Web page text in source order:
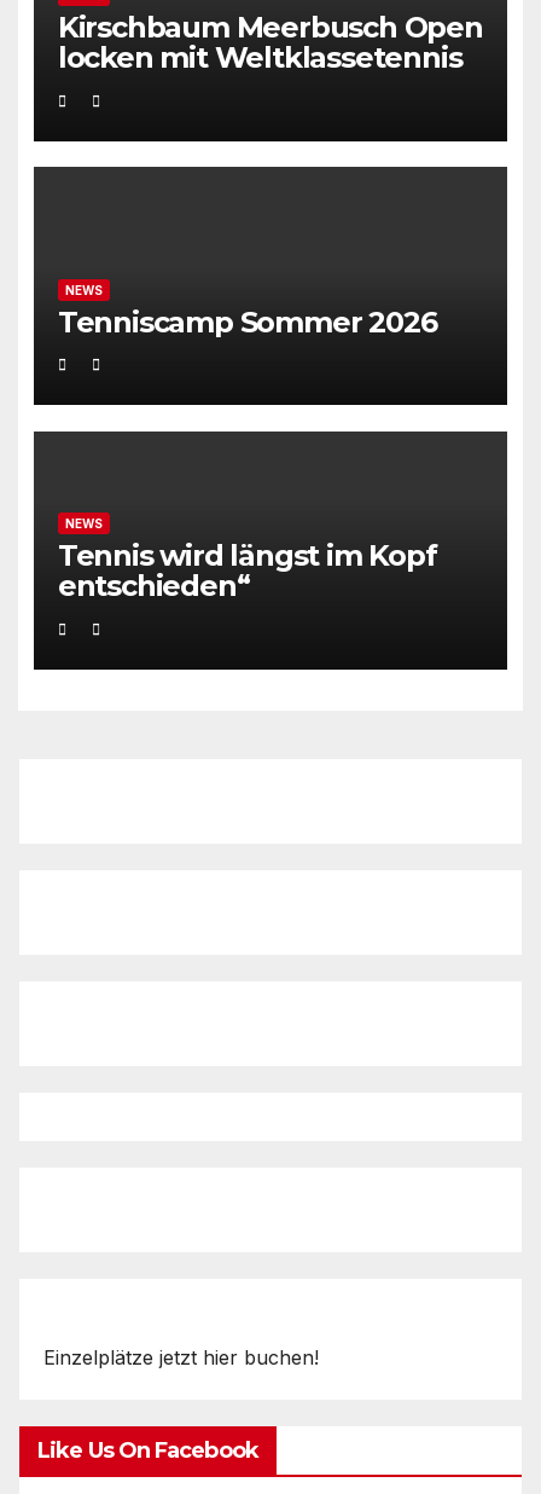
Kirschbaum Meerbusch Open
locken mit Weltklassetennis
NEWS
Tenniscamp Sommer 2026
NEWS
Tennis wird längst im Kopf
entschieden“
Einzelplätze jetzt hier buchen!
Like Us On Facebook